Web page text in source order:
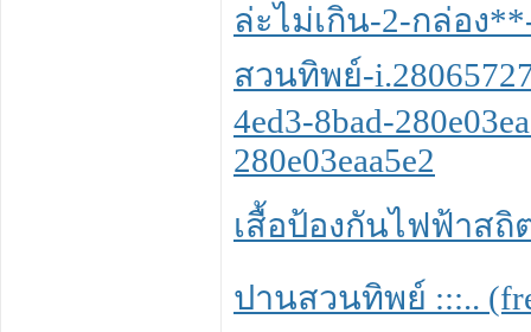
ล่ะไม่เกิน-2-กล่อง
สวนทิพย์-
4ed3-8bad-
280e03eaa5e2
เสื้อป้องกันไฟฟ้าสถิต
ปานสวนทิพย์ :::..